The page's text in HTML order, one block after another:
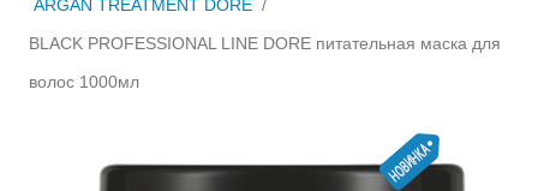
ARGAN TREATMENT DORE /
BLACK PROFESSIONAL LINE DORE питательная маска для
волос 1000мл